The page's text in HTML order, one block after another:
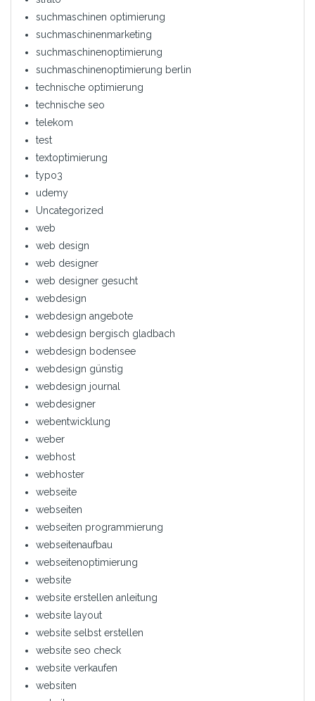
suchmaschinen optimierung
suchmaschinenmarketing
suchmaschinenoptimierung
suchmaschinenoptimierung berlin
technische optimierung
technische seo
telekom
test
textoptimierung
typo3
udemy
Uncategorized
web
web design
web designer
web designer gesucht
webdesign
webdesign angebote
webdesign bergisch gladbach
webdesign bodensee
webdesign günstig
webdesign journal
webdesigner
webentwicklung
weber
webhost
webhoster
webseite
webseiten
webseiten programmierung
webseitenaufbau
webseitenoptimierung
website
website erstellen anleitung
website layout
website selbst erstellen
website seo check
website verkaufen
websiten